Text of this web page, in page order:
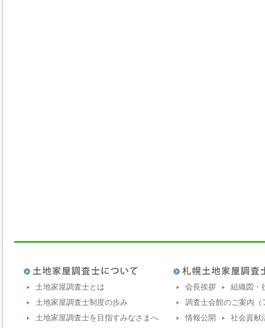
土地家屋調査士とは
土地家屋調査士制度の歩み
土地家屋調査士を目指すみなさまへ
会長挨拶
組織図・
調査士会館のご案内（
情報公開
社会貢献